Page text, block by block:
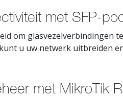
met SFP-
om glasvezelverbindingen
u uw netwerk uitbreiden
met MikroTik